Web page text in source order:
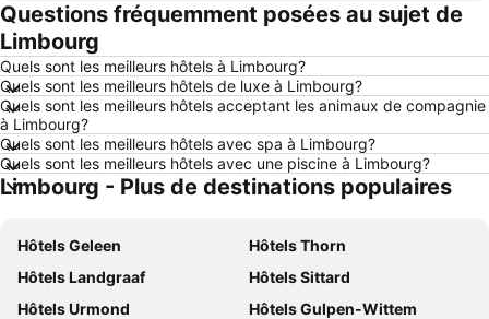
Hôtels Maastricht
Hôtels Durbuy
Hôtels Hasselt
Hôtels Boulogne-sur-Mer
Hôtels Le Coq
Hôtels Le Touquet-Paris-Plage
Hôtels Dunkerque
Hôtels Málaga
Hôtels France
Hôtels Luxembourg
Hôtels Ténérife
Hôtels Majorque
Hôtels Ibiza
Questions fréquemment posées au sujet de
Limbourg
Quels sont les meilleurs hôtels à Limbourg?
Quels sont les meilleurs hôtels de luxe à Limbourg?
Quels sont les meilleurs hôtels acceptant les animaux de compagnie
à Limbourg?
Quels sont les meilleurs hôtels avec spa à Limbourg?
Quels sont les meilleurs hôtels avec une piscine à Limbourg?
Limbourg - Plus de destinations populaires
Hôtels Geleen
Hôtels Thorn
Hôtels Landgraaf
Hôtels Sittard
Hôtels Urmond
Hôtels Gulpen-Wittem